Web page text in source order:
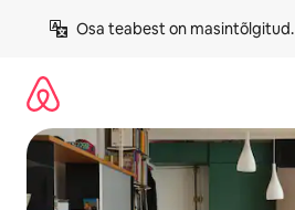
Osa teabest on masintõlgitud.